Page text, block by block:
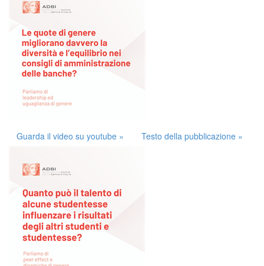
Guarda il video su youtube » Testo della pubblicazione »